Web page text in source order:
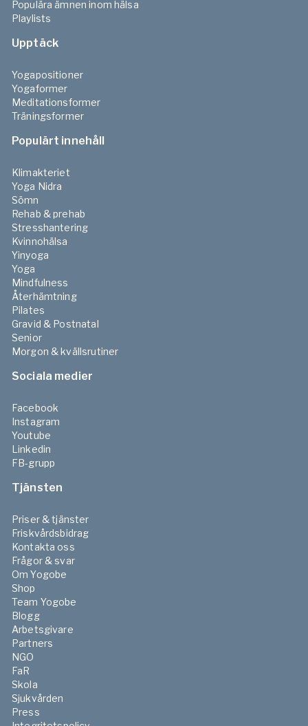
Populära ämnen inom hälsa
Playlists
Upptäck
Yogapositioner
Yogaformer
Meditationsformer
Träningsformer
Populärt innehåll
Klimakteriet
Yoga Nidra
Sömn
Rehab & prehab
Stresshantering
Kvinnohälsa
Yinyoga
Yoga
Mindfulness
Återhämtning
Pilates
Gravid & Postnatal
Senior
Morgon & kvällsrutiner
Sociala medier
Facebook
Instagram
Youtube
Linkedin
FB-grupp
Tjänsten
Priser & tjänster
Friskvårdsbidrag
Kontakta oss
Frågor & svar
Om Yogobe
Shop
Team Yogobe
Blogg
Arbetsgivare
Partners
NGO
FaR
Skola
Sjukvården
Press